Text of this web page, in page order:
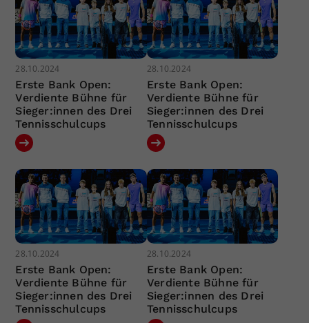
28.10.2024
Erste Bank Open:
Verdiente Bühne für
Sieger:innen des Drei
Tennisschulcups
28.10.2024
Erste Bank Open:
Verdiente Bühne für
Sieger:innen des Drei
Tennisschulcups
28.10.2024
Erste Bank Open:
Verdiente Bühne für
Sieger:innen des Drei
Tennisschulcups
28.10.2024
Erste Bank Open:
Verdiente Bühne für
Sieger:innen des Drei
Tennisschulcups